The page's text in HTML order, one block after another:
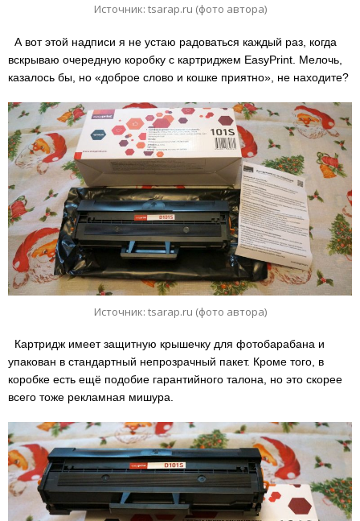
Источник: tsarap.ru (фото автора)
А вот этой надписи я не устаю радоваться каждый раз, когда
вскрываю очередную коробку с картриджем EasyPrint. Мелочь,
казалось бы, но «доброе слово и кошке приятно», не находите?
Источник: tsarap.ru (фото автора)
Картридж имеет защитную крышечку для фотобарабана и
упакован в стандартный непрозрачный пакет. Кроме того, в
коробке есть ещё подобие гарантийного талона, но это скорее
всего тоже рекламная мишура.